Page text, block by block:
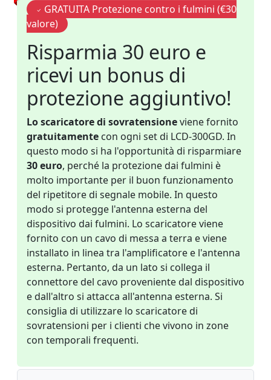
GRATUITA Protezione contro i fulmini (€30
valore)
Risparmia 30 euro e
ricevi un bonus di
protezione aggiuntivo!
Lo scaricatore di sovratensioneviene fornito
gratuitamente con ogni set di LCD-300GD. In
questo modo si ha l'opportunità di risparmiare
30 euro, perché la protezione dai fulmini è
molto importante per il buon funzionamento
del ripetitore di segnale mobile. In questo
modo si protegge l'antenna esterna del
dispositivo dai fulmini. Lo scaricatore viene
fornito con un cavo di messa a terra e viene
installato in linea tra l'amplificatore e l'antenna
esterna. Pertanto, da un lato si collega il
connettore del cavo proveniente dal dispositivo
e dall'altro si attacca all'antenna esterna. Si
consiglia di utilizzare lo scaricatore di
sovratensioni per i clienti che vivono in zone
con temporali frequenti.